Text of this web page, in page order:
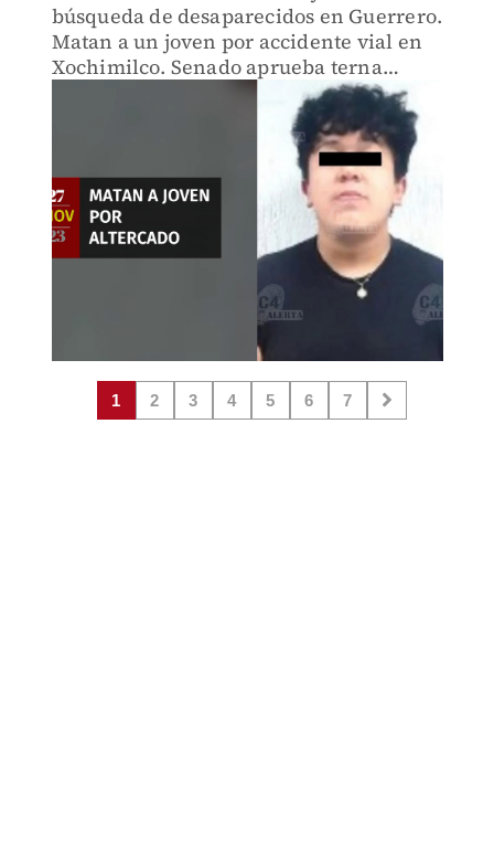
búsqueda de desaparecidos en Guerrero.
Matan a un joven por accidente vial en
Xochimilco. Senado aprueba terna
1 2 3 4 5 6 7